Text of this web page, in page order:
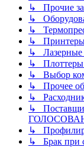
↳ Прочие
↳
↳
↳
↳
↳ Плоттеры
↳ Выбор
↳ Прочее
↳
↳
↳
↳ Брак при